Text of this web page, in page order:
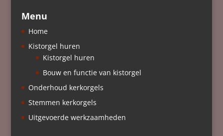
Menu
Home
Kistorgel huren
Kistorgel huren
Bouw en functie van kistorgel
Onderhoud kerkorgels
Stemmen kerkorgels
Uitgevoerde werkzaamheden